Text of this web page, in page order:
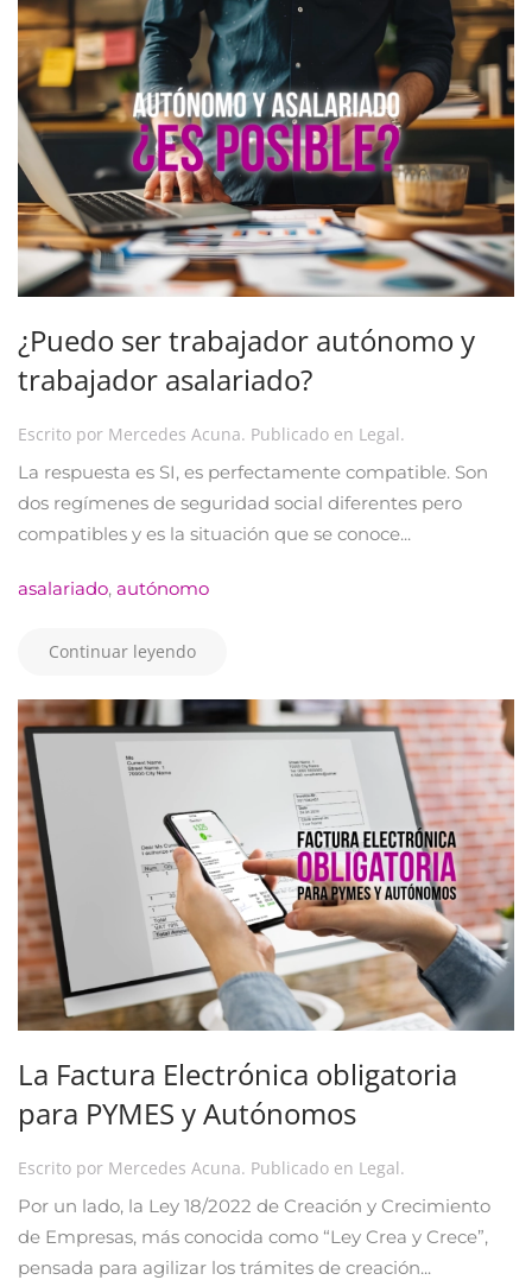
¿Puedo ser trabajador autónomo y
trabajador asalariado?
Escrito por Mercedes Acuna. Publicado en Legal.
La respuesta es SI, es perfectamente compatible. Son
dos regímenes de seguridad social diferentes pero
compatibles y es la situación que se conoce...
asalariado, autónomo
Continuar leyendo
La Factura Electrónica obligatoria
para PYMES y Autónomos
Escrito por Mercedes Acuna. Publicado en Legal.
Por un lado, la Ley 18/2022 de Creación y Crecimiento
de Empresas, más conocida como “Ley Crea y Crece”,
pensada para agilizar los trámites de creación...